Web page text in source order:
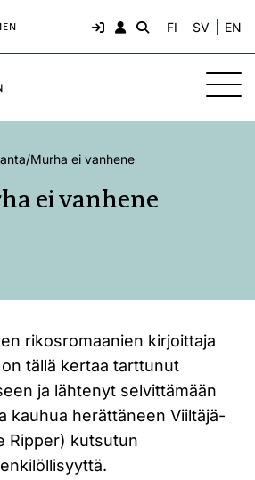
FI SV EN
/Murha ei vanhene
ei vanhene
rikosromaanien kirjoittaja
tällä kertaa tarttunut
ja lähtenyt selvittämään
kauhua herättäneen Viiltäjä-
Ripper) kutsutun